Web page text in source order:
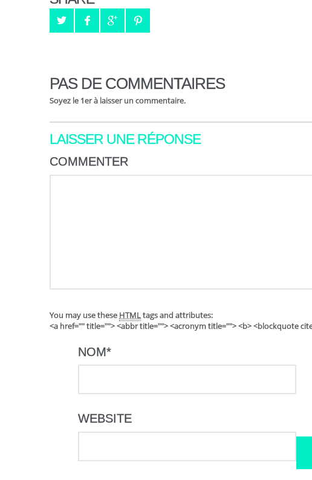
PAS DE COMMENTAIRES
Soyez le 1er à laisser un commentaire.
LAISSER UNE RÉPONSE
COMMENTER
You may use these HTMLtags and attributes:
<a href="" title=""> <abbr title=""> <acronym title=""> <b> <blockquote
NOM*
WEBSITE